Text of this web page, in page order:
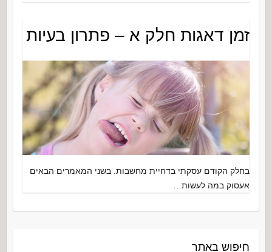
זמן דאגות חלק א – פתרון בעיות
בחלק הקודם עסקתי בדחיית מחשבות. בשני המאמרים הבאים
אעסוק במה לעשות…
חיפוש באתר